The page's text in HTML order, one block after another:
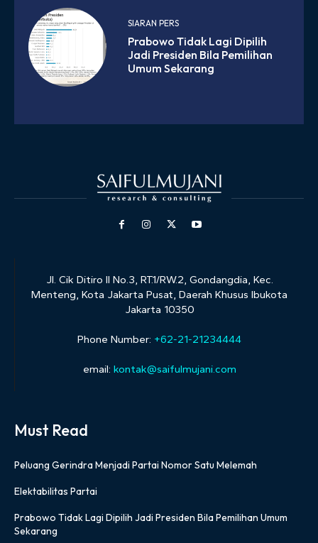
SIARAN PERS
Prabowo Tidak Lagi Dipilih
Jadi Presiden Bila Pemilihan
Umum Sekarang
Jl. Cik Ditiro II No.3, RT.1/RW.2, Gondangdia, Kec.
Menteng, Kota Jakarta Pusat, Daerah Khusus Ibukota
Jakarta 10350
Phone Number: +62-21-21234444
email: kontak@saifulmujani.com
Must Read
Peluang Gerindra Menjadi Partai Nomor Satu Melemah
Elektabilitas Partai
Prabowo Tidak Lagi Dipilih Jadi Presiden Bila Pemilihan Umum
Sekarang